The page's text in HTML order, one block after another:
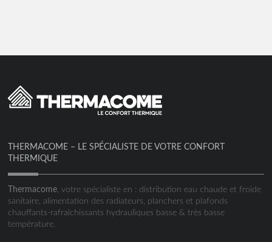
THERMACOME – LE SPÉCIALISTE DE VOTRE CONFORT
THERMIQUE
Thermacome, votre spécialiste en : distribution eau chaude et froide
sanitaire, alimentation des radiateurs, planchers et plafonds
chauffants-rafraîchissants hydrauliques basse & très basse
température.